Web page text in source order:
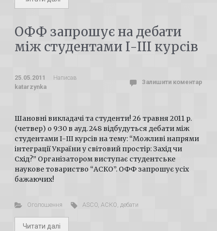
ОФФ запрошує на дебати
між студентами І-ІІІ курсів
25.05.2011
Написав
katarzynka
Залишити коментар
Шановні викладачі та студенти! 26 травня 2011 р.
(четвер) о 9:30 в ауд. 248 відбудуться дебати між
студентами І-ІІІ курсів на тему: “Можливі напрями
інтеграції України у світовий простір: Захід чи
Схід?” Організатором виступає студентське
наукове товариство “АСКО”. ОФФ запрошує усіх
бажаючих!
Оголошення ASCO,АСКО,дебати
Читати далі